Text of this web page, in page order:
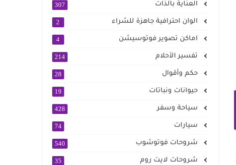
العناية بالذات 307
الوان احترافية جاهزة للشراء 2
اماكن تصوير فوتوسيشن 4
تفسير الأحلام 214
حكم وأقوال 28
حيوانات ونباتات 19
سياحة وسفر 428
سيارات 74
شروحات فوتوشوب 540
شروحات لايت روم 35